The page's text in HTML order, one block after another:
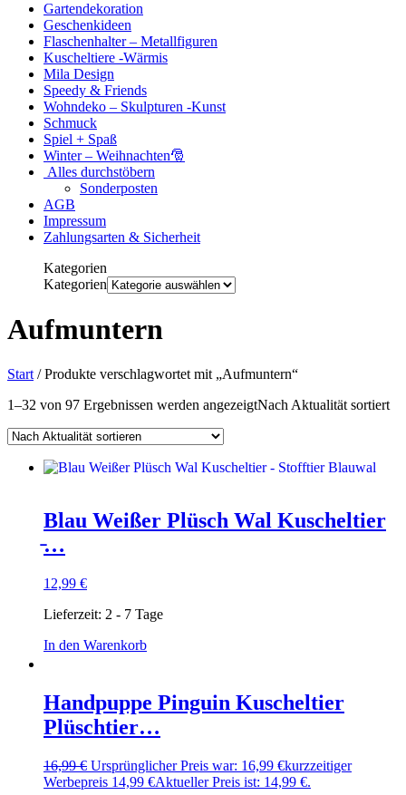
Gartendekoration
Geschenkideen
Flaschenhalter – Metallfiguren
Kuscheltiere -Wärmis
Mila Design
Speedy & Friends
Wohndeko – Skulpturen -Kunst
Schmuck
Spiel + Spaß
Winter – Weihnachten🎅
Alles durchstöbern
Sonderposten
AGB
Impressum
Zahlungsarten & Sicherheit
Kategorien
Kategorien
Aufmuntern
Start / Produkte verschlagwortet mit „Aufmuntern“
1–32 von 97 Ergebnissen werden angezeigtNach Aktualität sortiert
Blau Weißer Plüsch Wal Kuscheltier
̵…
12,99 €
Lieferzeit: 2 - 7 Tage
In den Warenkorb
Handpuppe Pinguin Kuscheltier
Plüschtier…
16,99€ Ursprünglicher Preis war: 16,99 €kurzzeitiger
Werbepreis 14,99 €Aktueller Preis ist: 14,99 €.